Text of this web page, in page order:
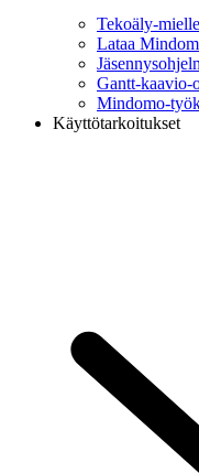
Tekoäly-
Lataa
Gantt-kaavio-
Mindomo-
Käyttötarkoitukset